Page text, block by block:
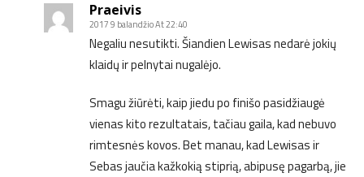
Praeivis
2017 9 balandžio At 22:40
Negaliu nesutikti. Šiandien Lewisas nedarė jokių
klaidų ir pelnytai nugalėjo.
Smagu žiūrėti, kaip jiedu po finišo pasidžiaugė
vienas kito rezultatais, tačiau gaila, kad nebuvo
rimtesnės kovos. Bet manau, kad Lewisas ir
Sebas jaučia kažkokią stiprią, abipusę pagarbą, jie